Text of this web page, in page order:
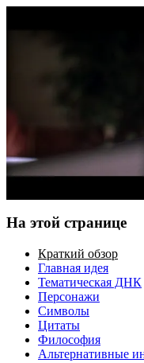
На этой странице
Краткий обзор
Главная идея
Тематическая ДНК
Персонажи
Символы
Цитаты
Философия
Альтернативные